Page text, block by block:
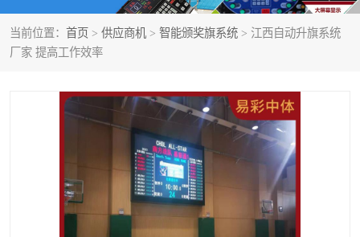
当前位置： 首页 > 供应商机 > 智能颁奖旗系统 > 江西自动升旗系统
厂家 提高工作效率
体育场馆影像采集回放系 游泳馆水下摄影采集救生